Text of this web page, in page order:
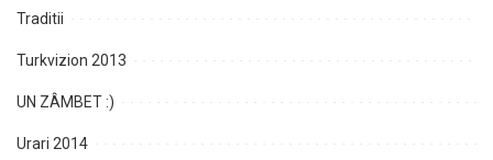
Traditii
Turkvizion 2013
UN ZÂMBET :)
Urari 2014